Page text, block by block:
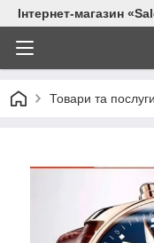
Інтернет-магазин
Товари та послуги